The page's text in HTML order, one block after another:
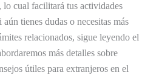
cual facilitará tus actividades
tienes dudas o necesitas más
relacionados, sigue leyendo el
más detalles sobre
útiles para extranjeros en el